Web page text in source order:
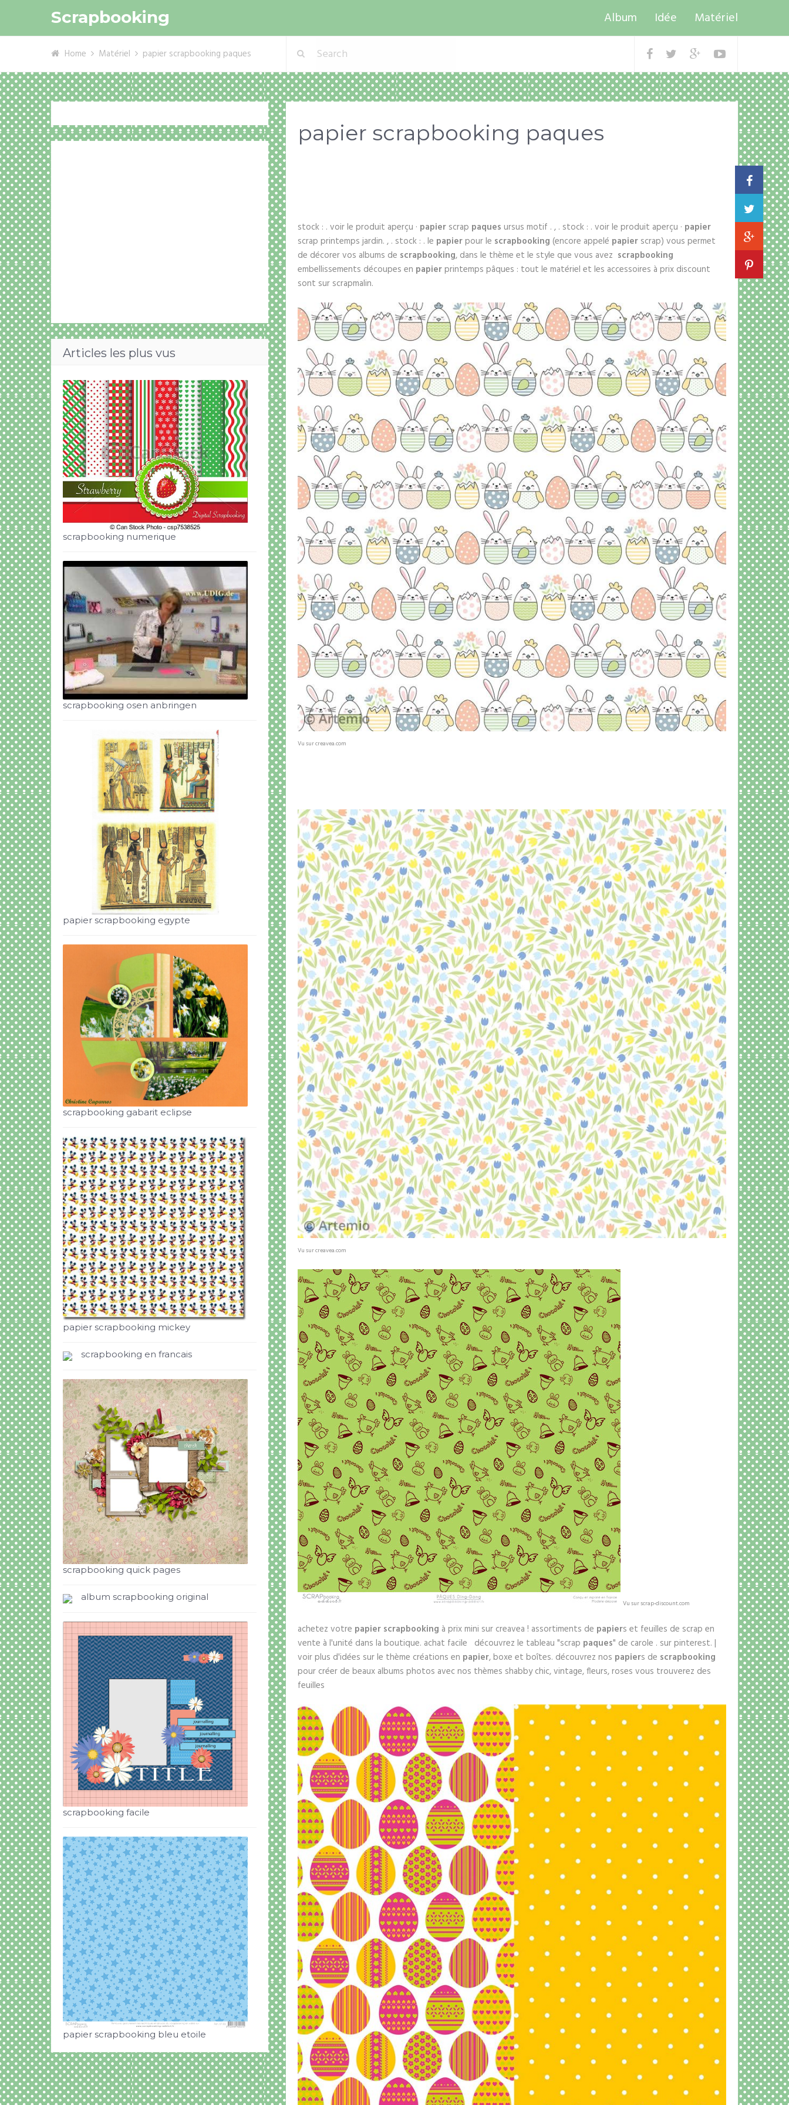
Scrapbooking Album Idée Matériel
Home Matériel papier scrapbooking paques
papier scrapbooking paques
stock : . voir le produit aperçu · papier scrap paques ursus motif . , . stock : . voir le produit aperçu · papier
scrap printemps jardin. , . stock : . le papierpour le scrapbooking (encore appelé papier scrap) vous permet
de décorer vos albums de scrapbooking, dans le thème et le style que vous avez scrapbooking
embellissements découpes en papierprintemps pâques : tout le matériel et les accessoires à prix discount
sont sur scrapmalin.
Vu sur creavea.com
Vu sur creavea.com
Vu sur scrap-discount.com
achetez votre papier scrapbooking à prix mini sur creavea ! assortiments de papiers et feuilles de scrap en
vente à l'unité dans la boutique. achat facile découvrez le tableau "scrap paques" de carole . sur pinterest. |
voir plus d'idées sur le thème créations en papier, boxe et boîtes. découvrez nos papiers de scrapbooking
pour créer de beaux albums photos avec nos thèmes shabby chic, vintage, fleurs, roses vous trouverez des
feuilles
Articles les plus vus
scrapbooking numerique
scrapbooking osen anbringen
papier scrapbooking egypte
scrapbooking gabarit eclipse
papier scrapbooking mickey
scrapbooking en francais
scrapbooking quick pages
album scrapbooking original
scrapbooking facile
papier scrapbooking bleu etoile